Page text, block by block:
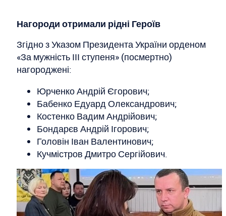
Нагороди отримали рідні Героїв
Згідно з Указом Президента України орденом
«За мужність ІІІ ступеня» (посмертно)
нагороджені:
Юрченко Андрій Єгорович;
Бабенко Едуард Олександрович;
Костенко Вадим Андрійович;
Бондарєв Андрій Ігорович;
Головін Іван Валентинович;
Кучмістров Дмитро Сергійович.